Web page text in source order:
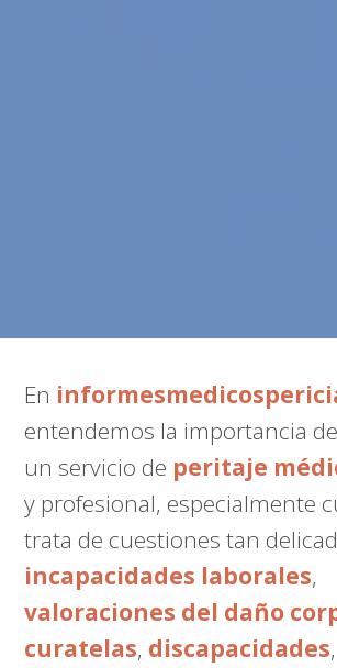
En
entendemos la importancia
un servicio de peritaje
y profesional, especialmente
trata de cuestiones tan
incapacidades laborales,
valoraciones del daño
curatelas, discapacidades,